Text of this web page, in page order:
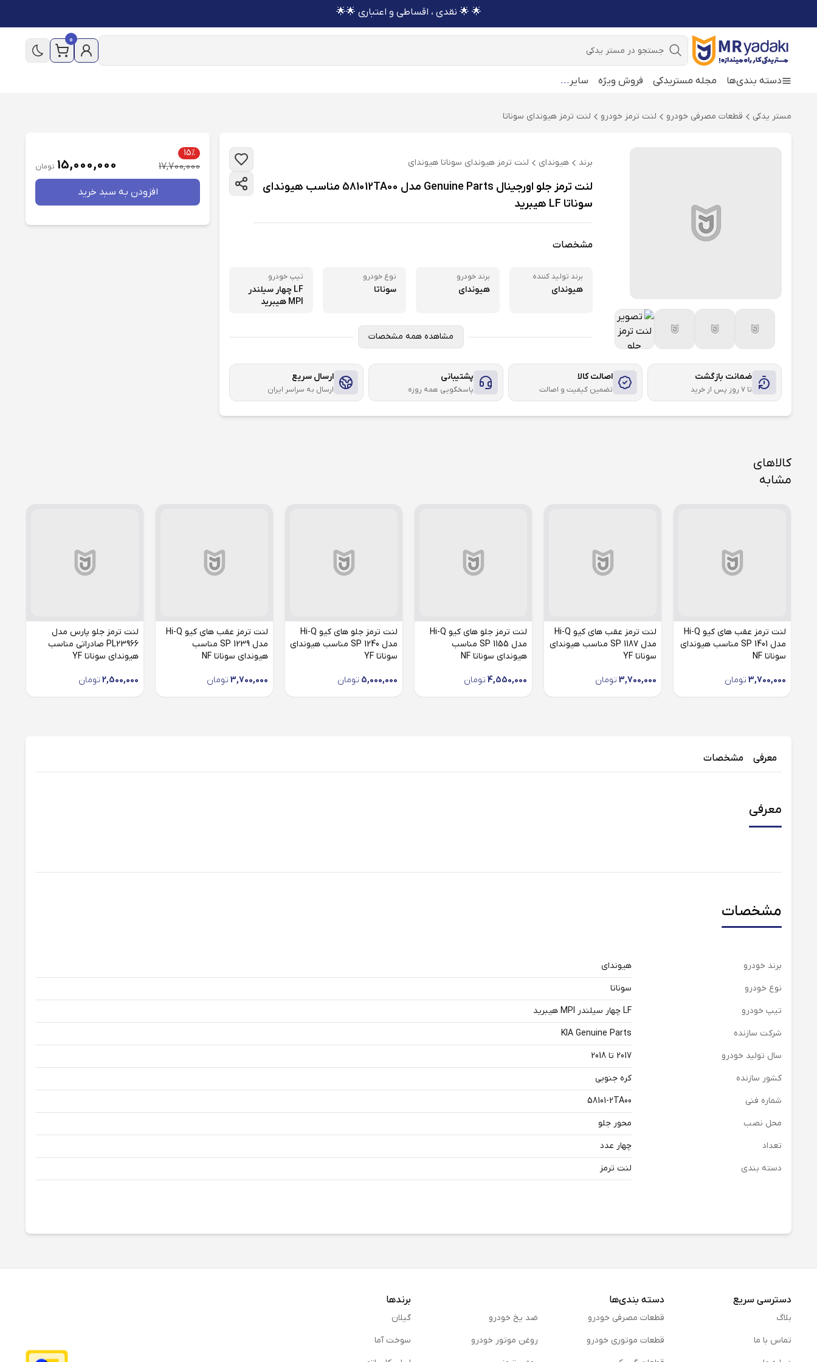
🌟 🌟 نقدی ، اقساطی و اعتباری 🌟🌟
جستجو
0
دسته بندی‌ها مجله مستریدکی فروش ویژه سایر ...
مستر یدکی قطعات مصرفی خودرو لنت ترمز خودرو لنت ترمز هیوندای سوناتا
برند هیوندای لنت ترمز هیوندای سوناتا هیوندای
لنت ترمز جلو اورجینال Genuine Parts مدل 581012TA00 مناسب هیوندای
سوناتا LF هیبرید
مشخصات
برند تولید کننده
هیوندای
برند خودرو
هیوندای
نوع خودرو
سوناتا
تیپ خودرو
LF چهار سیلندر
MPI هیبرید
مشاهده همه مشخصات
ضمانت بازگشت
تا ۷ روز پس از خرید
اصالت کالا
تضمین کیفیت و اصالت
پشتیبانی
پاسخگویی همه روزه
ارسال سریع
ارسال به سراسر ایران
15%
17,700,000
15,000,000 تومان
افزودن به سبد خريد
کالاهای
مشابه
لنت ترمز عقب های کیو Hi-Q
مدل SP 1401 مناسب هیوندای
سوناتا NF
3,700,000 تومان
لنت ترمز عقب های کیو Hi-Q
مدل SP 1187 مناسب هیوندای
سوناتا YF
3,700,000 تومان
لنت ترمز جلو های کیو Hi-Q
مدل SP 1155 مناسب
هیوندای سوناتا NF
4,550,000 تومان
لنت ترمز جلو های کیو Hi-Q
مدل SP 1240 مناسب هیوندای
سوناتا YF
5,000,000 تومان
لنت ترمز عقب های کیو Hi-Q
مدل SP 1239 مناسب
هیوندای سوناتا NF
3,700,000 تومان
لنت ترمز جلو پارس مدل
PL23966 صادراتی مناسب
هیوندای سوناتا YF
2,500,000 تومان
معرفی مشخصات
معرفی
مشخصات
برند خودرو
هیوندای
نوع خودرو
سوناتا
تیپ خودرو
LF چهار سیلندر MPI هیبرید
شرکت سازنده
KIA Genuine Parts
سال تولید خودرو
2017 تا 2018
کشور سازنده
کره جنوبی
شماره فنی
58101-2TA00
محل نصب
محور جلو
تعداد
چهار عدد
دسته بندی
لنت ترمز
دسترسی سریع
بلاگ
تماس با ما
دسته بندی‌ها
قطعات مصرفی خودرو
قطعات موتوری خودرو
ضد یخ خودرو
روغن موتور خودرو
برندها
گیلان
سوخت آما